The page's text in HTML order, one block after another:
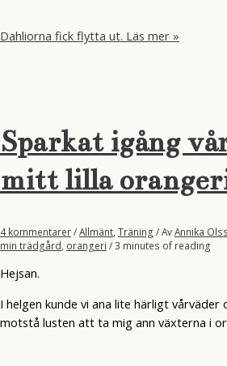
Dahliorna fick flytta ut. Läs mer »
Sparkat igång
mitt lilla
4 kommentarer/Allmänt Träning / AvAnnika
min trädgård orangeri /3 minutes of reading
Hejsan.
I helgen kunde vi ana lite härligt vårväder
motstå lusten att ta mig ann växterna i